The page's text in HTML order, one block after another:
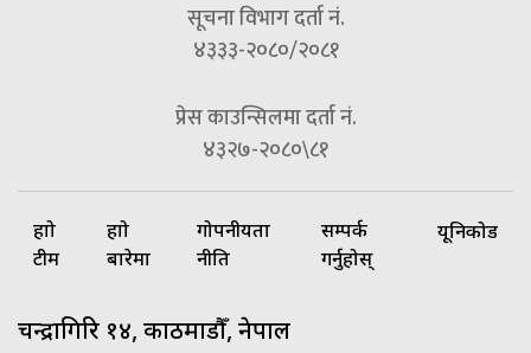
सूचना विभाग दर्ता नं.
४३३३-२०८०/२०८१
प्रेस काउन्सिलमा दर्ता नं.
४३२७-२०८०\८१
हाम्रो
टीम
हाम्रो
बारेमा
गोपनीयता
नीति
सम्पर्क
गर्नुहोस्
यूनिकोड
चन्द्रागिरि १४, काठमाडौँ, नेपाल